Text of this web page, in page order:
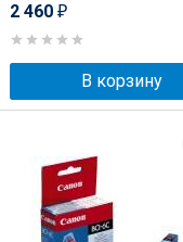
2 460 ₽
В корзину